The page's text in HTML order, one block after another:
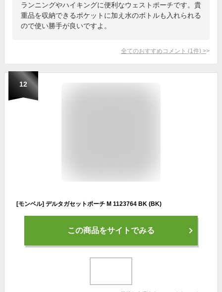
ランニングやハイキングに便利なウェストポーチです。貴
重品を収納できるポケットに加え水のボトルも入れられる
ので使い勝手が良いですよ。
全てのおすすめコメント (1 件) >
12
[モンベル] デルタガセットポーチ M 1123764 BK (BK)
この商品をサイトでみる